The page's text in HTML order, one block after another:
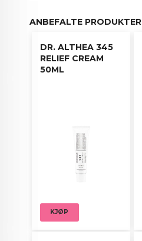
ANBEFALTE PRODUKTER
DR. ALTHEA 345
RELIEF CREAM
50ML
KJØP